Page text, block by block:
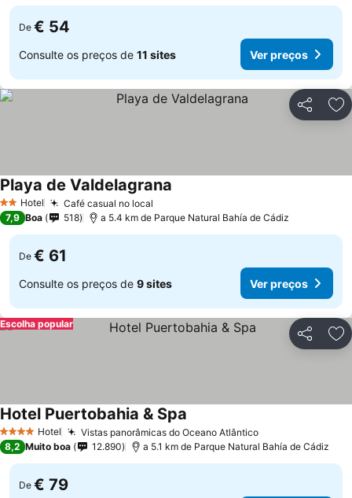
De € 54
Consulte os preços de 11 sites Ver preços
Partilhar
2 Estrelas
Hotel Café casual no local
Playa de Valdelagrana
7,9 Boa 518 a 5.4 km de Parque Natural Bahía de Cádiz
De € 61
Consulte os preços de 9 sites Ver preços
Partilhar
Escolha popular
4 EstrelasHotel Vistas panorâmicas do Oceano Atlântico
Hotel Puertobahia & Spa
8,2 Muito boa 12.890 a 5.1 km de Parque Natural Bahía de Cádiz
De € 79